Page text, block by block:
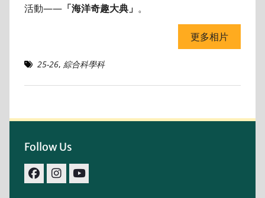
活動——「海洋奇趣大典」 。
更多相片
25-26, 綜合科學科
Follow Us